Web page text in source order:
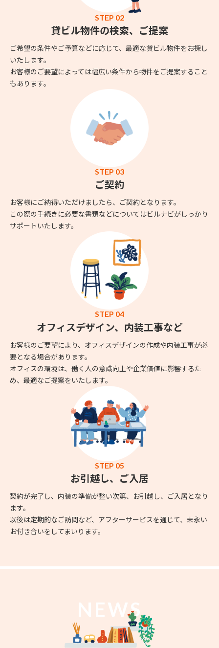
STEP 02
貸ビル物件の検索、ご提案
ご希望の条件やご予算などに応じて、最適な貸ビル物件をお探し
いたします。
お客様のご要望によっては幅広い条件から物件をご提案すること
もあります。
STEP 03
ご契約
お客様にご納得いただけましたら、ご契約となります。
この際の手続きに必要な書類などについてはビルナビがしっかり
サポートいたします。
STEP 04
オフィスデザイン、内装工事など
お客様のご要望により、オフィスデザインの作成や内装工事が必
要となる場合があります。
オフィスの環境は、働く人の意識向上や企業価値に影響するた
め、最適なご提案をいたします。
STEP 05
お引越し、ご入居
契約が完了し、内装の準備が整い次第、お引越し、ご入居となり
ます。
以後は定期的なご訪問など、アフターサービスを通じて、末永い
お付き合いをしてまいります。
NEWS